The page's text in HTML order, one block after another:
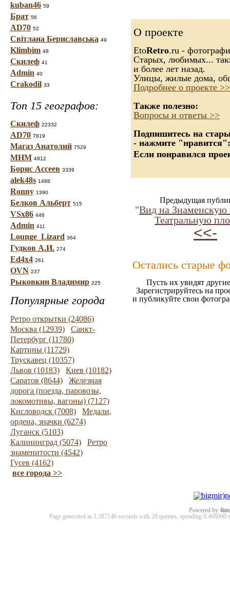
kuban46 59
Брат 56
AD70 52
Світлана Бериславська 49
Klimbim 48
Скилеф 41
Admin 40
Crakodil 33
Топ 15 географов:
Скилеф 22332
AD70 7819
Магаз Анатолий 7529
МНМ 4912
Борис Ассеев 3339
alek48s 1488
Ronny 1390
Белков Альберт 515
VSx86 446
Admin 411
Lounge_Lizard 364
Гудков А.И. 274
Ed4x4 261
OVN 237
Рыковкин Владимир 225
Популярные города
Ретро открытки (24086)
Москва (12939)
Санкт-
Петербург (11780)
Картины (11729)
Трускавец (10357)
Львов (10183)
Киев (10182)
Саратов (8644)
Железная
дорога (поезда, паровозы,
локомотивы, вагоны) (7127)
Кисловодск (7008)
Медали,
ордена, значки (6274)
Луганск (5103)
Калининград (5074)
Ретро
знаменитости (4542)
Гусев (4162)
все города >>
О проекте
EtoRetro.ru -
Старых, любимых...
и более лет назад.
Улицы, жилые дома,
Подробнее о проекте >>
Также полезно:
Вопросы и ответы >>
Подпишитесь на
- нажмите "нравится":
Если понравился
Предыдущая
"Вид на Знаменскую
Театральную
<<-
Остались старые
Пусть их увидят
Зарегистрируйтесь на
и публикуйте свои
Powered by
Page generated in 1.387146 seconds with 28 queries, spending